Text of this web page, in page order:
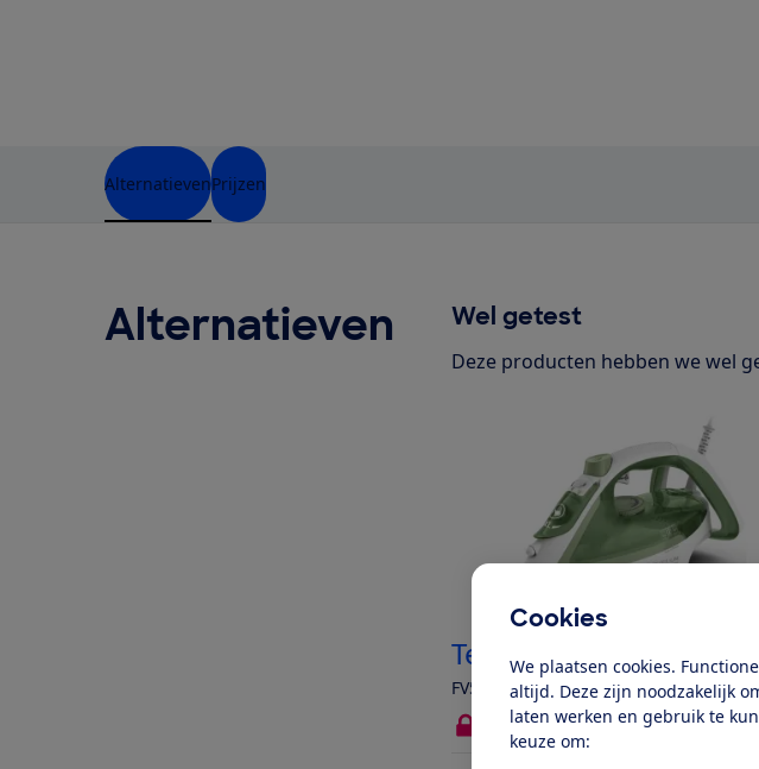
Cookies
We plaatsen cookies.
altijd. Deze zijn noodzakelijk
laten werken en gebruik te
keuze om:
AlternatievenPrijzen
Alternatieven Wel getest
Deze producten hebben we wel
Tefal
FV5781 Easygliss Eco
Bekijk test